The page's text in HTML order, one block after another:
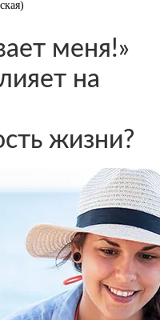
меня!»
на
жизни?